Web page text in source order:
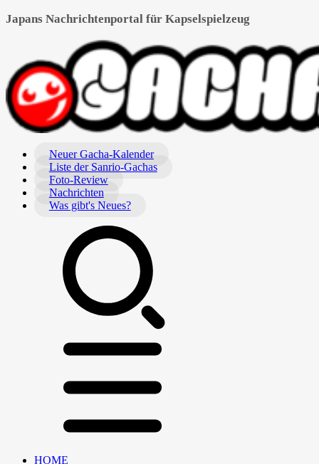
Japans Nachrichtenportal für Kapselspielzeug
Neuer Gacha-Kalender
Liste der Sanrio-Gachas
Foto-Review
Nachrichten
Was gibt's Neues?
HOME